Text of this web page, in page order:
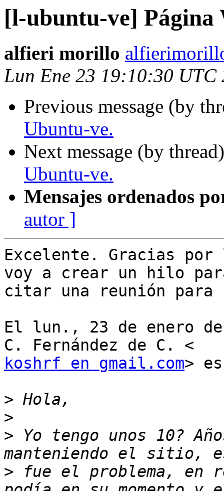
[l-ubuntu-ve] Página
alfieri morillo
Lun Ene 23 19:10:30 UTC
Previous message (by
Ubuntu-ve.
Next message (by
Ubuntu-ve.
Mensajes ordenados
autor ]
Excelente. Gracias
voy a crear un hilo
citar una reunión para
El lun., 23 de enero
koshrf en gmail.com>
>
>
> Yo tengo unos 10?
> fue el problema, en